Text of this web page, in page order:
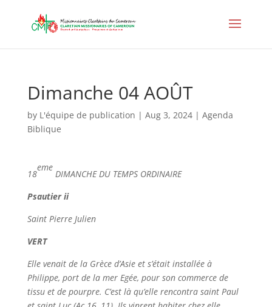
Dimanche 04 AOÛT
by L'équipe de publication | Aug 3, 2024| Agenda
Biblique
18
eme
DIMANCHE DU TEMPS ORDINAIRE
Psautier ii
Saint Pierre Julien
VERT
Elle venait de la Grèce d’Asie et s’était installée à
Philippe, port de la mer Egée, pour son commerce de
tissu et de pourpre. C’est là qu’elle rencontra saint Paul